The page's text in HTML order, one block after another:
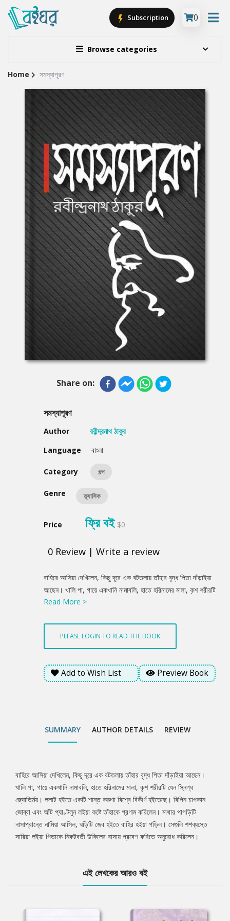
Browse categories
Subscription 0
Site
Breadcrumb
Home সমস্যাপূরণ
Share on:
সমস্যাপূরণ
Author
রবীন্দ্রনাথ ঠাকুর
Language
বাংলা
Category গল্প
Genre ক্ল্যাসিক
Price ফ্রি বই $0
0 Review | Write a review
Product
Summery
বাহিরে আসিয়া দেখিলেন, কিছু দূরে এক বটতলায় তাঁহার বৃদ্ধ পিতা দাঁড়াইয়া
আছেন। খালি পা, গায়ে একখানি নামাবলি, হাতে হরিনামের মালা, কৃশ শরীরটি
যেন স্নিগ্ধ জ্যোতির্ময়। ললাট হইতে একটি শান্ত করুণা বিশ্বে বিকীর্ণ
প্রণাম করিলেন। মাথার পাগড়িটি নাসাপ্রান্তে নামিয়া আসিল, ঘড়িটি জেব
হইতে বাহির হইয়া পড়িল। সেগুলি শশব্যস্তে সারিয়া লইয়া পিতাকে নিকটবর্তী
উকিলের বাসায় প্রবেশ করিতে অনুরোধ করিলেন।
Read More >
PLEASE LOGIN TO READ THE BOOK
Add to Wish List Preview Book
SUMMARY AUTHOR DETAILS REVIEW
Tab
Article
বাহিরে আসিয়া দেখিলেন, কিছু দূরে এক বটতলায় তাঁহার বৃদ্ধ পিতা দাঁড়াইয়া আছেন।
খালি পা, গায়ে একখানি নামাবলি, হাতে হরিনামের মালা, কৃশ শরীরটি যেন স্নিগ্ধ
জ্যোতির্ময়। ললাট হইতে একটি শান্ত করুণা বিশ্বে বিকীর্ণ হইতেছে। বিপিন চাপকান
জোব্বা এবং আঁট প্যাণ্টলুন লইয়া কষ্টে তাঁহাকে প্রণাম করিলেন। মাথার পাগড়িটি
নাসাপ্রান্তে নামিয়া আসিল, ঘড়িটি জেব হইতে বাহির হইয়া পড়িল। সেগুলি শশব্যস্তে
সারিয়া লইয়া পিতাকে নিকটবর্তী উকিলের বাসায় প্রবেশ করিতে অনুরোধ করিলেন।
এই লেখকের আরও বই